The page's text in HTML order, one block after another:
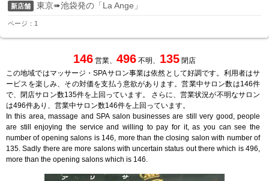
新店舗 東京➠池袋発の「La Ange」
ページ：1
146 営業、 496 不明、 135 閉店
この地域ではマッサージ・SPAサロン事業は依然として好調です。利用者はサ
ービスを楽しみ、その対価を支払う意欲があります。営業中サロン数は146件
で、閉店サロン数135件を上回っています。 さらに、営業状況が不明なサロン
は496件あり、営業中サロン数146件を上回っています。
In this area, massage and SPA salon businesses are still very good, people
are still enjoying the service and willing to pay for it, as you can see the
number of opening salons is 146, more than the closing salon with number of
135. Sadly there are more salons with uncertain status out there which is 496,
more than the opening salons which is 146.